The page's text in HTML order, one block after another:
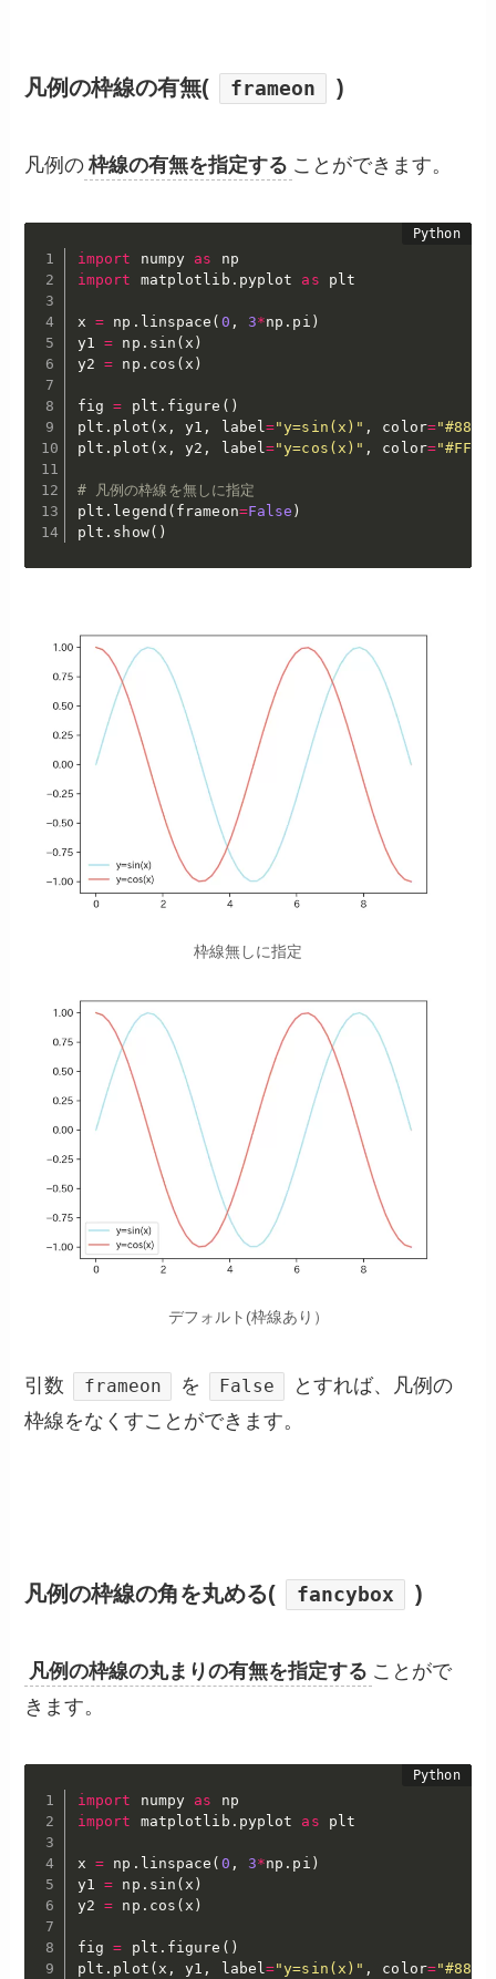
凡例の枠線の有無( frameon )
凡例の 枠線の有無を指定する ことができます。
import numpy as
import matplotlib . pyplot as plt
x = np . linspace ( 0 , 3*np . pi )
y1 = np . sin (x )
y2 = np . cos (x )
fig = plt . figure ( )
plt . plot ( x , y1 , label="y=sin(x)" , color=
plt . plot ( x , y2 , label="y=cos(x)" , color=
# 凡例の枠線を無しに指定
plt . legend ( frameon=False )
plt . show( )
枠線無しに指定
デフォルト(枠線あり）
引数 frameon を False
とすれば、凡例の
枠線をなくすことができます。
凡例の枠線の角を丸める( fancybox )
凡例の枠線の丸まりの有無を指定する ことがで
きます。
import numpy as
import matplotlib . pyplot as plt
x = np . linspace ( 0 , 3*np . pi )
y1 = np . sin (x )
y2 = np . cos (x )
fig = plt . figure ( )
plt . plot ( x , y1 , label="y=sin(x)" , color=